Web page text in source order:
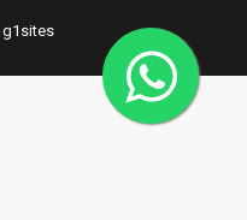
g1sites